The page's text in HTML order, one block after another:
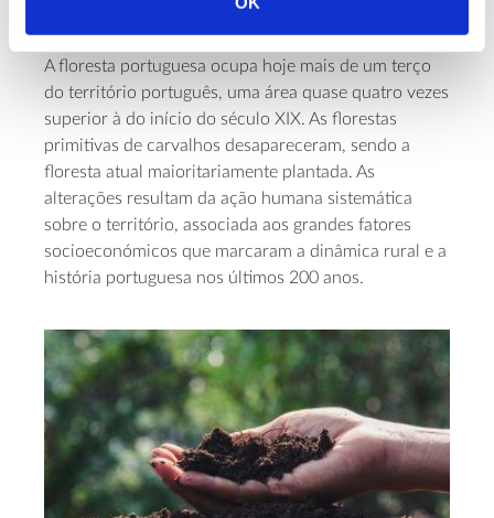
A floresta portuguesa ocupa hoje mais de um terço
do território português, uma área quase quatro vezes
superior à do início do século XIX. As florestas
primitivas de carvalhos desapareceram, sendo a
floresta atual maioritariamente plantada. As
alterações resultam da ação humana sistemática
sobre o território, associada aos grandes fatores
socioeconómicos que marcaram a dinâmica rural e a
história portuguesa nos últimos 200 anos.